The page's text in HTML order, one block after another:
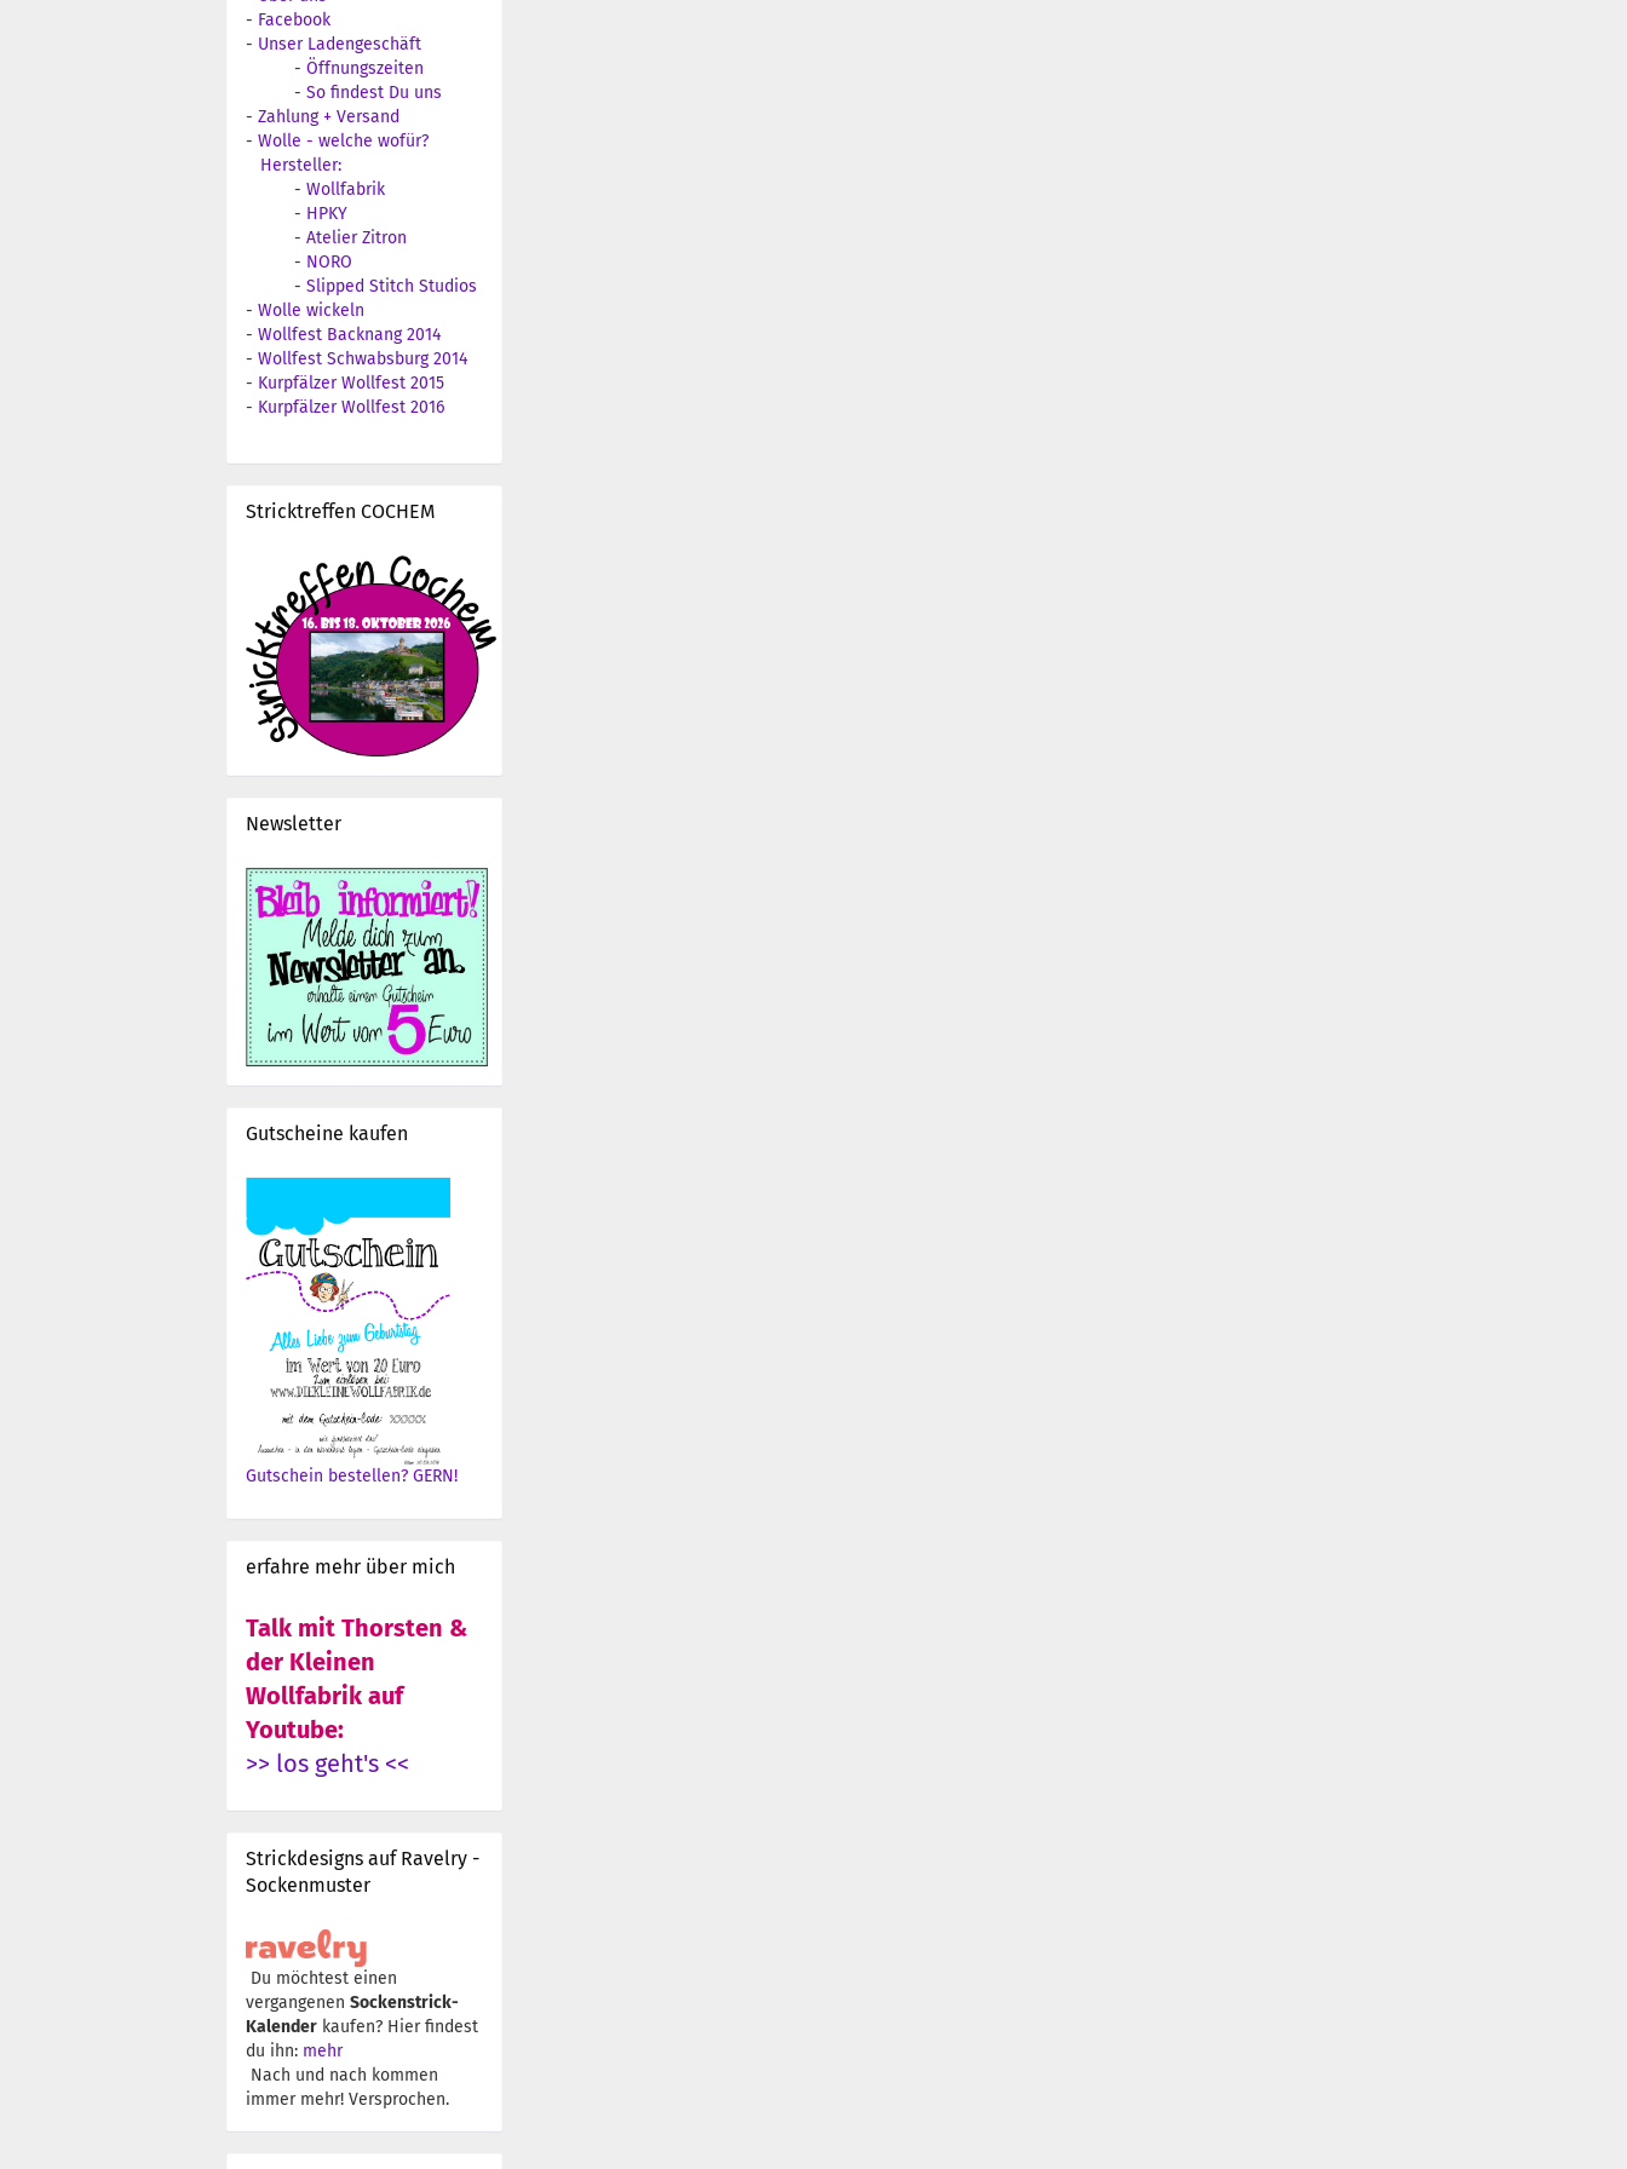
- Facebook
- Unser Ladengeschäft
- Öffnungszeiten
- So findest Du uns
- Zahlung + Versand
- Wolle - welche wofür?
Hersteller:
- Wollfabrik
- HPKY
- Atelier Zitron
- NORO
- Slipped Stitch Studios
- Wolle wickeln
- Wollfest Backnang 2014
- Wollfest Schwabsburg 2014
- Kurpfälzer Wollfest 2015
- Kurpfälzer Wollfest 2016
Stricktreffen COCHEM
Newsletter
Gutscheine kaufen
Gutschein bestellen? GERN!
erfahre mehr über mich
Talk mit Thorsten &
der Kleinen
Wollfabrik auf
Youtube:
>> los geht's <<
Strickdesigns auf Ravelry -
Sockenmuster
Du möchtest einen
vergangenen Sockenstrick-
Kalender kaufen? Hier findest
du ihn: mehr
Nach und nach kommen
immer mehr! Versprochen.